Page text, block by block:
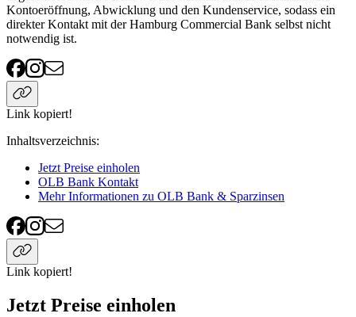
Kontoeröffnung, Abwicklung und den Kundenservice, sodass ein
direkter Kontakt mit der Hamburg Commercial Bank selbst nicht
notwendig ist.
Link kopiert!
Inhaltsverzeichnis:
Jetzt Preise einholen
OLB Bank Kontakt
Mehr Informationen zu OLB Bank & Sparzinsen
Link kopiert!
Jetzt Preise einholen